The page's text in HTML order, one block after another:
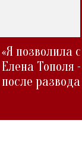
«Я позволила
Елена Тополя
после развода